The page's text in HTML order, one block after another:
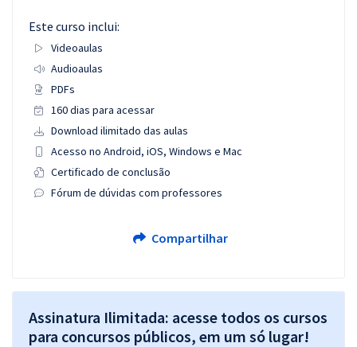
Este curso inclui:
Videoaulas
Audioaulas
PDFs
160 dias para acessar
Download ilimitado das aulas
Acesso no Android, iOS, Windows e Mac
Certificado de conclusão
Fórum de dúvidas com professores
Compartilhar
Assinatura Ilimitada: acesse todos os cursos
para concursos públicos, em um só lugar!